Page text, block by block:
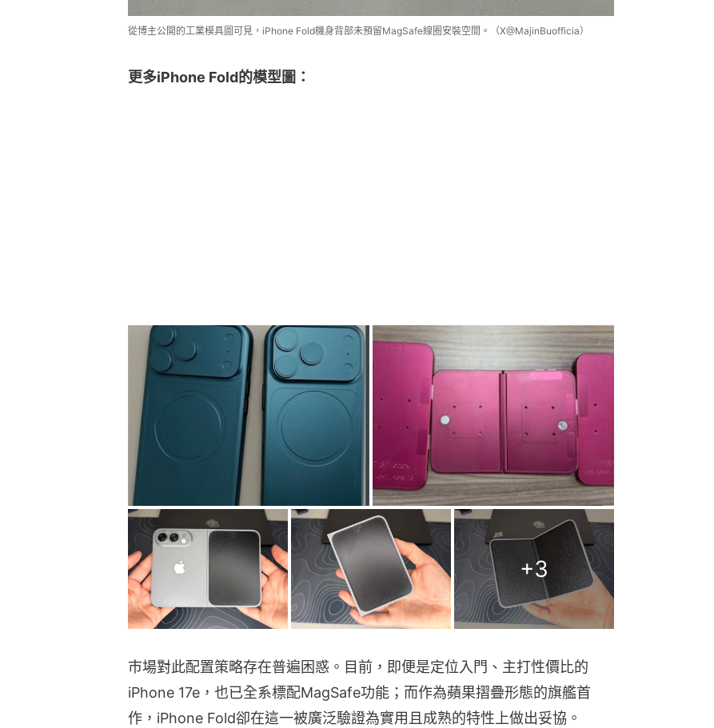
從博主公開的工業模具圖可見，iPhone Fold機身背部未預留MagSafe線圈安裝空間。（X@MajinBuofficia）
更多iPhone Fold的模型圖：
+3
市場對此配置策略存在普遍困惑。目前，即便是定位入門、主打性價比的
iPhone 17e，也已全系標配MagSafe功能；而作為蘋果摺疊形態的旗艦首
作，iPhone Fold卻在這一被廣泛驗證為實用且成熟的特性上做出妥協。